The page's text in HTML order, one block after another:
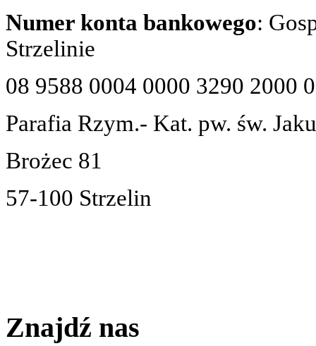
Numer konta bankowego:
Strzelinie
08 9588 0004 0000 3290 2000
Parafia Rzym.- Kat. pw. św.
Brożec 81
57-100 Strzelin
Znajdź nas